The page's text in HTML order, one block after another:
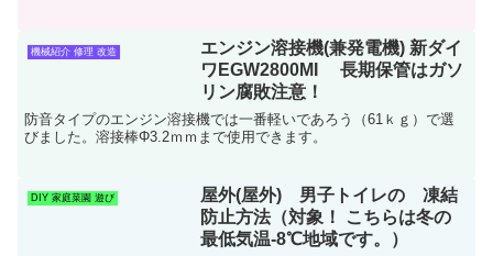
機械紹介 修理 改造
エンジン溶接機(兼発電機) 新ダイ
ワEGW2800MI 長期保管はガソ
リン腐敗注意！
防音タイプのエンジン溶接機では一番軽いであろう（61ｋｇ）で選
びました。溶接棒Φ3.2ｍｍまで使用できます。
DIY 家庭菜園 遊び
屋外(屋外) 男子トイレの 凍結
防止方法（対象！ こちらは冬の
最低気温-8℃地域です。）